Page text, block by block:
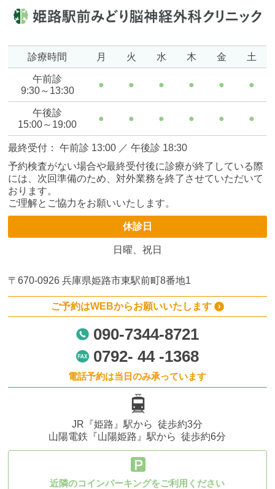
診療時間 月 火 水 木 金 土
午前診
9:30～13:30
● ● ● ● ● ●
午後診
15:00～19:00
● ● ● ● ● ●
最終受付： 午前診 13:00 ／ 午後診 18:30
予約検査がない場合や最終受付後に診療が終了している際
には、次回準備のため、対外業務を終了させていただいて
おります。
ご理解とご協力をお願いいたします。
休診日
日曜、祝日
〒670-0926兵庫県姫路市東駅前町8番地1
ご予約はWEBからお願いいたします
090-7344-8721
0792- 44 -1368
電話予約は当日のみ承っています
JR 『姫路』駅から徒歩約3分
山陽電鉄 『山陽姫路』駅から徒歩約6分
近隣のコインパーキングをご利用ください